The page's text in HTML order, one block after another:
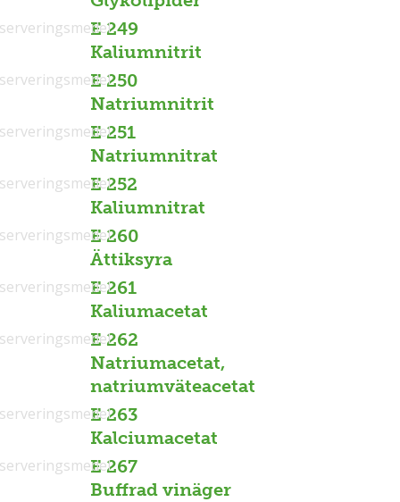
E 249
Kaliumnitrit
E 250
Natriumnitrit
E 251
Natriumnitrat
E 252
Kaliumnitrat
E 260
Ättiksyra
E 261
Kaliumacetat
E 262
Natriumacetat,
natriumväteacetat
E 263
Kalciumacetat
E 267
Buffrad vinäger